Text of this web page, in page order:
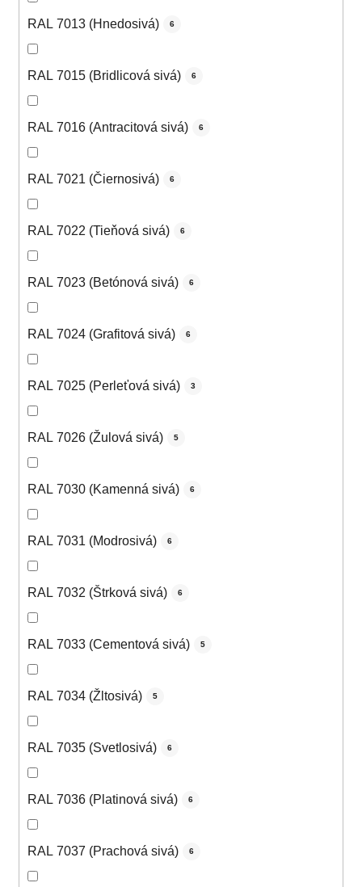
RAL 7013 (Hnedosivá) 6
RAL 7015 (Bridlicová sivá) 6
RAL 7016 (Antracitová sivá) 6
RAL 7021 (Čiernosivá) 6
RAL 7022 (Tieňová sivá) 6
RAL 7023 (Betónová sivá) 6
RAL 7024 (Grafitová sivá) 6
RAL 7025 (Perleťová sivá) 3
RAL 7026 (Žulová sivá) 5
RAL 7030 (Kamenná sivá) 6
RAL 7031 (Modrosivá) 6
RAL 7032 (Štrková sivá) 6
RAL 7033 (Cementová sivá) 5
RAL 7034 (Žltosivá) 5
RAL 7035 (Svetlosivá) 6
RAL 7036 (Platinová sivá) 6
RAL 7037 (Prachová sivá) 6